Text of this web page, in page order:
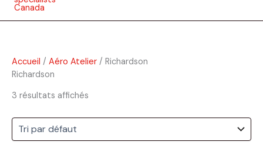
Accueil / Aéro Atelier / Richardson
Richardson
3 résultats affichés